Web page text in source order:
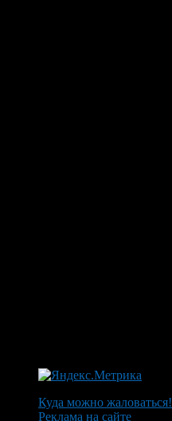
Куда можно жаловаться!
Реклама на сайте